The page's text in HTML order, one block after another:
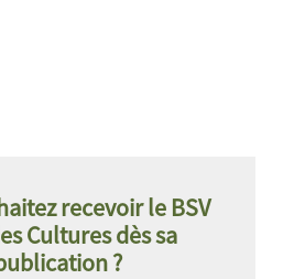
recevoir le BSV
Cultures dès sa
?